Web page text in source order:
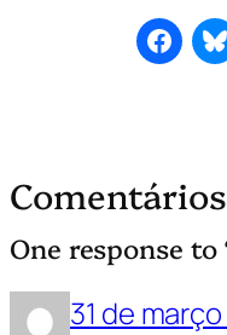
Comentários
One response to
31 de